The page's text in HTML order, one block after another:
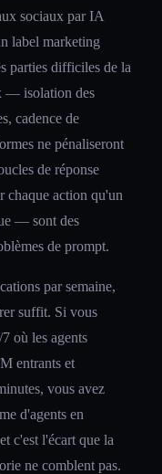
sociaux par IA
label marketing
parties difficiles de la
— isolation des
cadence de
ne pénaliseront
de réponse
chaque action qu'un
— sont des
de prompt.
par semaine,
suffit. Si vous
où les agents
entrants et
vous avez
d'agents en
c'est l'écart que la
ne comblent pas.